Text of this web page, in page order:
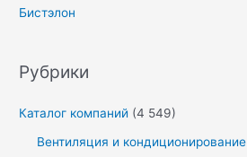
Бистэлон
Рубрики
Каталог компаний (4 549)
Вентиляция и кондиционирование